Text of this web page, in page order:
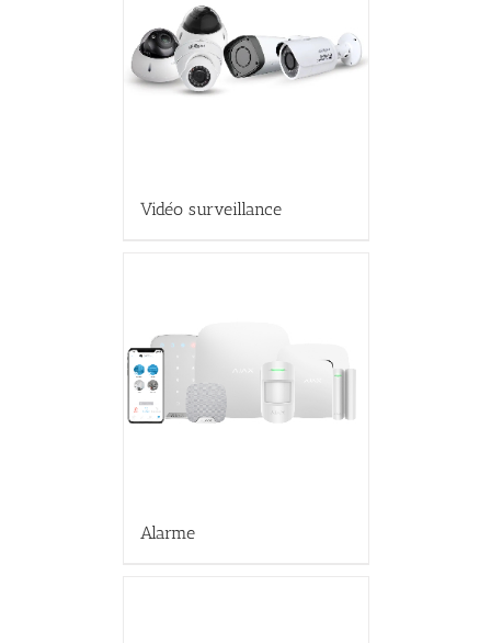
Vidéo surveillance
Alarme